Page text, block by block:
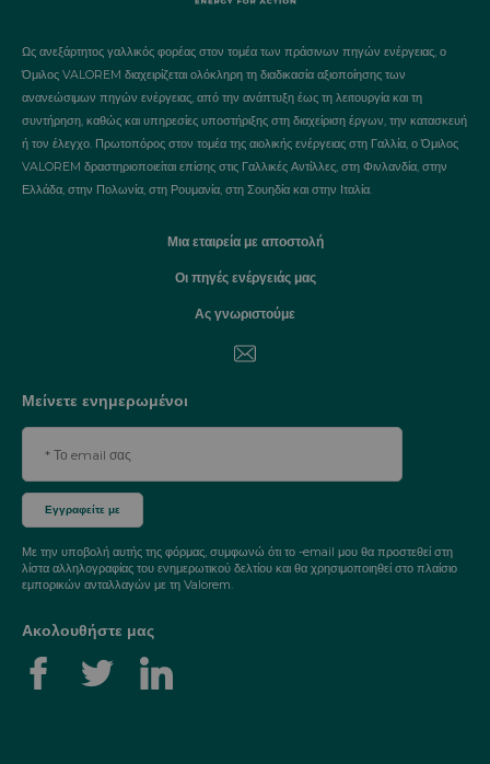
Ως ανεξάρτητος γαλλικός φορέας στον τομέα των πράσινων πηγών ενέργειας, ο
Όμιλος VALOREM διαχειρίζεται ολόκληρη τη διαδικασία αξιοποίησης των
ανανεώσιμων πηγών ενέργειας, από την ανάπτυξη έως τη λειτουργία και τη
συντήρηση, καθώς και υπηρεσίες υποστήριξης στη διαχείριση έργων, την κατασκευή
ή τον έλεγχο. Πρωτοπόρος στον τομέα της αιολικής ενέργειας στη Γαλλία, ο Όμιλος
VALOREM δραστηριοποιείται επίσης στις Γαλλικές Αντίλλες, στη Φινλανδία, στην
Ελλάδα, στην Πολωνία, στη Ρουμανία, στη Σουηδία και στην Ιταλία.
Μια εταιρεία με αποστολή
Οι πηγές ενέργειάς μας
Ας γνωριστούμε
Μείνετε ενημερωμένοι
Με την υποβολή αυτής της φόρμας, συμφωνώ ότι το -email μου θα προστεθεί στη
λίστα αλληλογραφίας του ενημερωτικού δελτίου και θα χρησιμοποιηθεί στο πλαίσιο
εμπορικών ανταλλαγών με τη Valorem.
Ακολουθήστε μας